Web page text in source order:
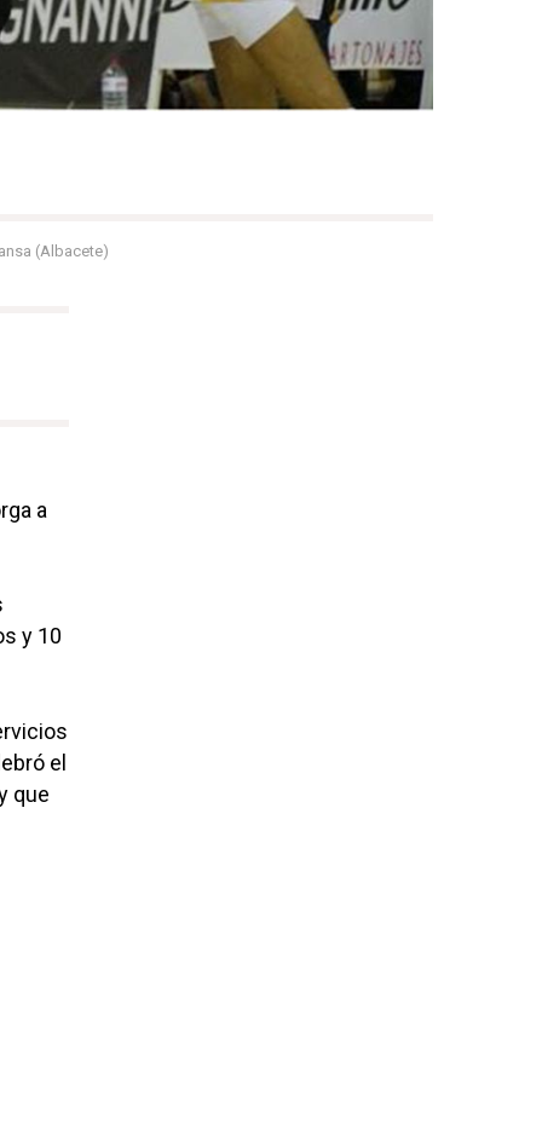
(Albacete)
a
y 10
el
que